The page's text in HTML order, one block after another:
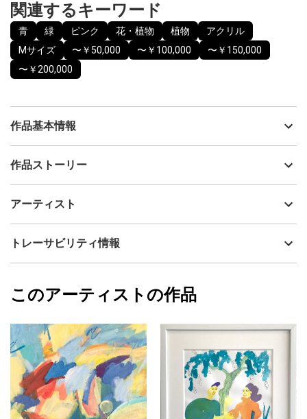
関連するキーワード
青 緑 ピンク 花・植物 植物
アクリル
Mサイズ
〜￥50,000 〜￥100,000
〜￥150,000
〜￥200,000
作品基本情報
出品者
制作年
技法
アクリル
作品状態
目立った傷や汚れなし：よく見ないとわから
カラー
青
緑
ピンク
ジャンル
花・植物
配送目安
二週間以内
作品ストーリー
黒ティラノサウルス上下反対に
だけど上下反対で 永遠に回り続けたら
そんなティラノサウルスに花束を
青ライオンcreamソーダ
…………………………..
青ライオンcreamソーダは
2026年の神山麗子です
アーティスト
青ライオンcreamソーダ
フォローする
トレーサビリティ情報
青ライオンcreamソーダ
このアーティストの作品